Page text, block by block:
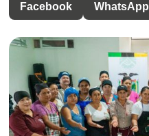
Facebook WhatsApp